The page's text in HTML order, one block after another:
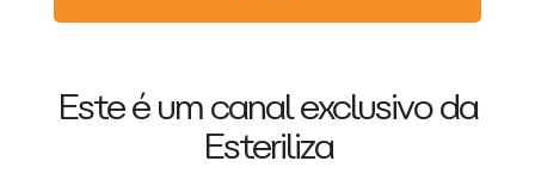
Este é um canal exclusivo da
Esteriliza